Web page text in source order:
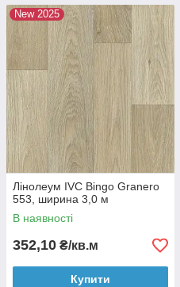
New 2025
Лінолеум IVC Bingo Granero
553, ширина 3,0 м
В наявності
352,10 ₴/кв.м
Купити